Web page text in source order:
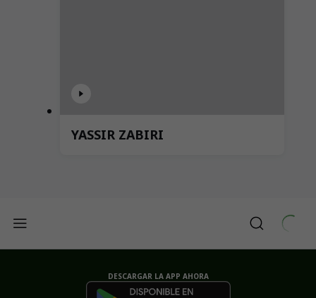
YASSIR ZABIRI
DESCARGAR LA APP AHORA